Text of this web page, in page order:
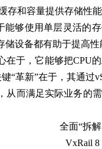
存和容量提供存储性
够使用单层灵活的存
储设备都有助于提高
于，它能够把CPU
“革新”在于，其通
从而满足实际业务的
全面“拆解
VxRail 8